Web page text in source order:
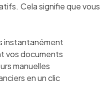
Cela signifie que vous
instantanément
vos documents
manuelles
en un clic